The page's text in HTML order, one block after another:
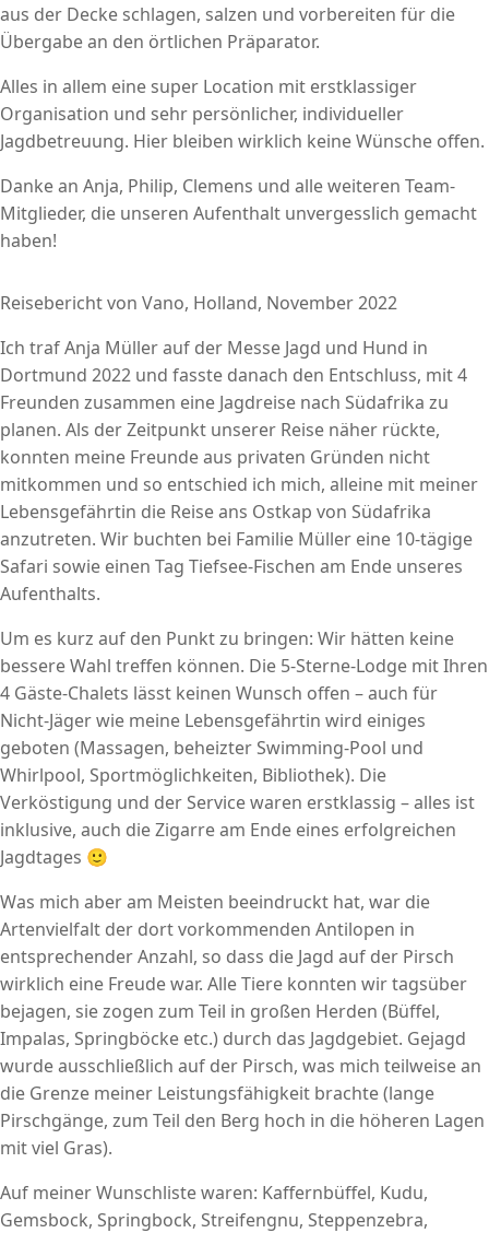
aus der Decke schlagen, salzen und vorbereiten für die
Übergabe an den örtlichen Präparator.
Alles in allem eine super Location mit erstklassiger
Organisation und sehr persönlicher, individueller
Jagdbetreuung. Hier bleiben wirklich keine Wünsche offen.
Danke an Anja, Philip, Clemens und alle weiteren Team-
Mitglieder, die unseren Aufenthalt unvergesslich gemacht
haben!
Reisebericht von Vano, Holland, November 2022
Ich traf Anja Müller auf der Messe Jagd und Hund in
Dortmund 2022 und fasste danach den Entschluss, mit 4
Freunden zusammen eine Jagdreise nach Südafrika zu
planen. Als der Zeitpunkt unserer Reise näher rückte,
konnten meine Freunde aus privaten Gründen nicht
mitkommen und so entschied ich mich, alleine mit meiner
Lebensgefährtin die Reise ans Ostkap von Südafrika
anzutreten. Wir buchten bei Familie Müller eine 10-tägige
Safari sowie einen Tag Tiefsee-Fischen am Ende unseres
Aufenthalts.
Um es kurz auf den Punkt zu bringen: Wir hätten keine
bessere Wahl treffen können. Die 5-Sterne-Lodge mit Ihren
4 Gäste-Chalets lässt keinen Wunsch offen – auch für
Nicht-Jäger wie meine Lebensgefährtin wird einiges
geboten (Massagen, beheizter Swimming-Pool und
Whirlpool, Sportmöglichkeiten, Bibliothek). Die
Verköstigung und der Service waren erstklassig – alles ist
inklusive, auch die Zigarre am Ende eines erfolgreichen
Jagdtages 🙂
Was mich aber am Meisten beeindruckt hat, war die
Artenvielfalt der dort vorkommenden Antilopen in
entsprechender Anzahl, so dass die Jagd auf der Pirsch
wirklich eine Freude war. Alle Tiere konnten wir tagsüber
bejagen, sie zogen zum Teil in großen Herden (Büffel,
Impalas, Springböcke etc.) durch das Jagdgebiet. Gejagd
wurde ausschließlich auf der Pirsch, was mich teilweise an
die Grenze meiner Leistungsfähigkeit brachte (lange
Pirschgänge, zum Teil den Berg hoch in die höheren Lagen
mit viel Gras).
Auf meiner Wunschliste waren: Kaffernbüffel, Kudu,
Gemsbock, Springbock, Streifengnu, Steppenzebra,